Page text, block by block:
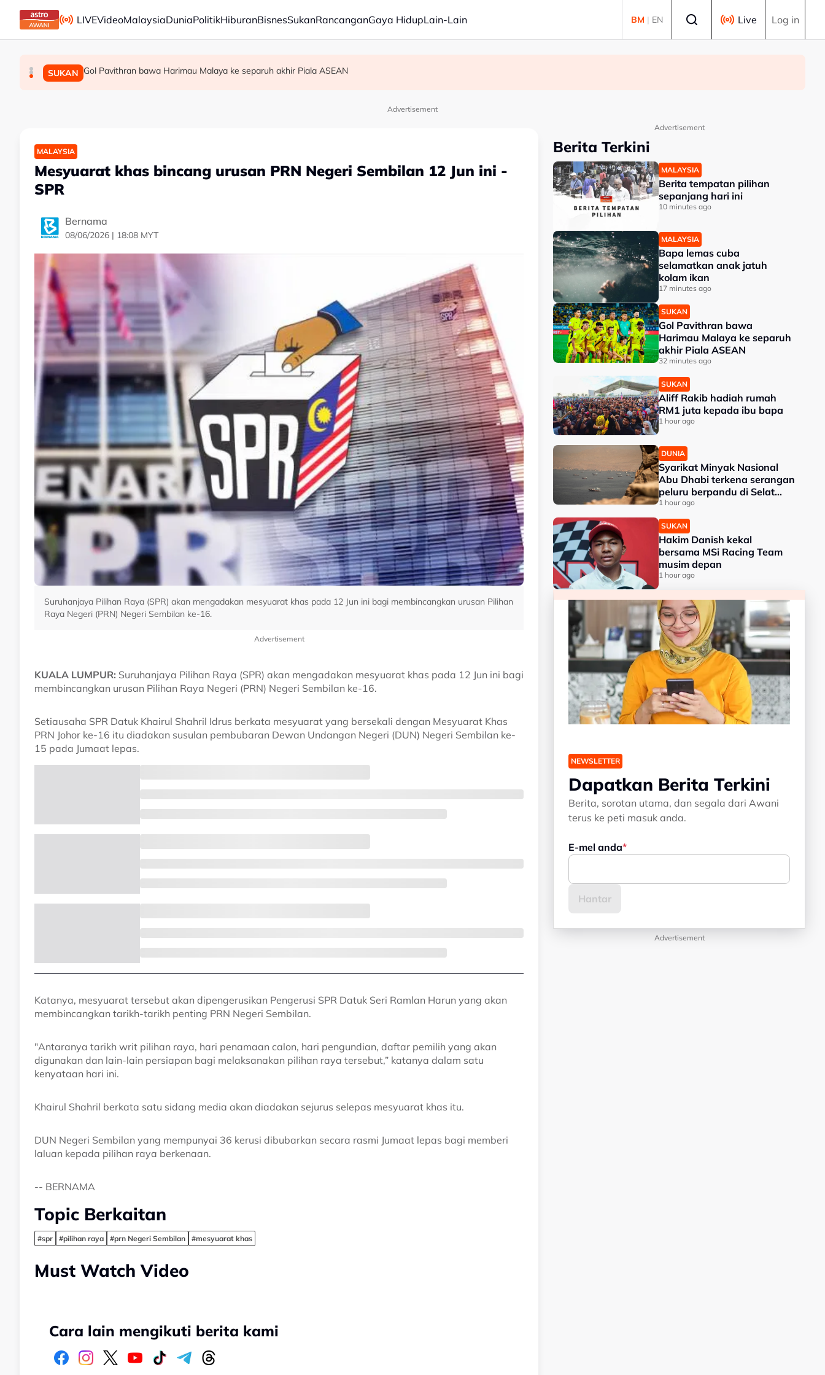
Skip to main content
LIVEVideoMalaysiaDuniaPolitikHiburanBisnesSukanRancanganGaya HidupLain-Lain BM | EN Live Log in
MALAYSIA Berita tempatan pilihan sepanjang hari ini
MALAYSIA Bapa lemas cuba selamatkan anak jatuh kolam ikan
SUKAN Gol Pavithran bawa Harimau Malaya ke separuh akhir Piala ASEAN
Advertisement
MALAYSIA
Mesyuarat khas bincang urusan PRN Negeri Sembilan 12 Jun ini -
SPR
Bernama
08/06/2026 | 18:08 MYT
Suruhanjaya Pilihan Raya (SPR) akan mengadakan mesyuarat khas pada 12 Jun ini bagi membincangkan urusan Pilihan
Raya Negeri (PRN) Negeri Sembilan ke-16.
Advertisement
KUALA LUMPUR: Suruhanjaya Pilihan Raya (SPR) akan mengadakan mesyuarat khas pada 12 Jun ini bagi
membincangkan urusan Pilihan Raya Negeri (PRN) Negeri Sembilan ke-16.
Setiausaha SPR Datuk Khairul Shahril Idrus berkata mesyuarat yang bersekali dengan Mesyuarat Khas
PRN Johor ke-16 itu diadakan susulan pembubaran Dewan Undangan Negeri (DUN) Negeri Sembilan ke-
15 pada Jumaat lepas.
Katanya, mesyuarat tersebut akan dipengerusikan Pengerusi SPR Datuk Seri Ramlan Harun yang akan
membincangkan tarikh-tarikh penting PRN Negeri Sembilan.
"Antaranya tarikh writ pilihan raya, hari penamaan calon, hari pengundian, daftar pemilih yang akan
digunakan dan lain-lain persiapan bagi melaksanakan pilihan raya tersebut,” katanya dalam satu
kenyataan hari ini.
Khairul Shahril berkata satu sidang media akan diadakan sejurus selepas mesyuarat khas itu.
DUN Negeri Sembilan yang mempunyai 36 kerusi dibubarkan secara rasmi Jumaat lepas bagi memberi
laluan kepada pilihan raya berkenaan.
-- BERNAMA
Topic Berkaitan
#spr #pilihan raya #prn Negeri Sembilan #mesyuarat khas
Must Watch Video
Cara lain mengikuti berita kami
Advertisement
Berita Terkini
MALAYSIA
Berita tempatan pilihan
sepanjang hari ini
10 minutes ago
MALAYSIA
Bapa lemas cuba
selamatkan anak jatuh
kolam ikan
17 minutes ago
SUKAN
Gol Pavithran bawa
Harimau Malaya ke separuh
akhir Piala ASEAN
32 minutes ago
SUKAN
Aliff Rakib hadiah rumah
RM1 juta kepada ibu bapa
1 hour ago
DUNIA
Syarikat Minyak Nasional
Abu Dhabi terkena serangan
peluru berpandu di Selat
Hormuz
1 hour ago
SUKAN
Hakim Danish kekal
bersama MSi Racing Team
musim depan
1 hour ago
NEWSLETTER
Dapatkan Berita Terkini
Berita, sorotan utama, dan segala dari Awani
terus ke peti masuk anda.
E-mel anda
Advertisement